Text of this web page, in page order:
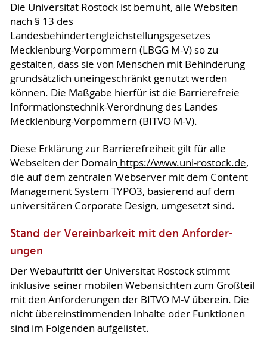
Die Universität Rostock ist bemüht, alle Websiten
nach § 13 des
Landesbehindertengleichstellungsgesetzes
Mecklenburg-Vorpommern (LBGG M-V) so zu
gestalten, dass sie von Menschen mit Behinderung
grundsätzlich uneingeschränkt genutzt werden
können. Die Maßgabe hierfür ist die Barrierefreie
Informationstechnik-Verordnung des Landes
Mecklenburg-Vorpommern (BITVO M-V).
Diese Erklärung zur Barrierefreiheit gilt für alle
Webseiten der Domain https://www.uni-rostock.de,
die auf dem zentralen Webserver mit dem Content
Management System TYPO3, basierend auf dem
universitären Corporate Design, umgesetzt sind.
Stand der Vereinbarkeit mit den An­for­der­
ungen
Der Webauftritt der Universität Rostock stimmt
inklusive seiner mobilen Webansichten zum Großteil
mit den Anforderungen der BITVO M-V überein. Die
nicht übereinstimmenden Inhalte oder Funktionen
sind im Folgenden aufgelistet.